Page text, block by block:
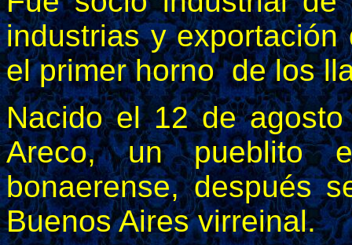
industrias y
el primer horno de los
Nacido el 12 de
Areco, un pueblito
bonaerense, después
Buenos Aires virreinal.